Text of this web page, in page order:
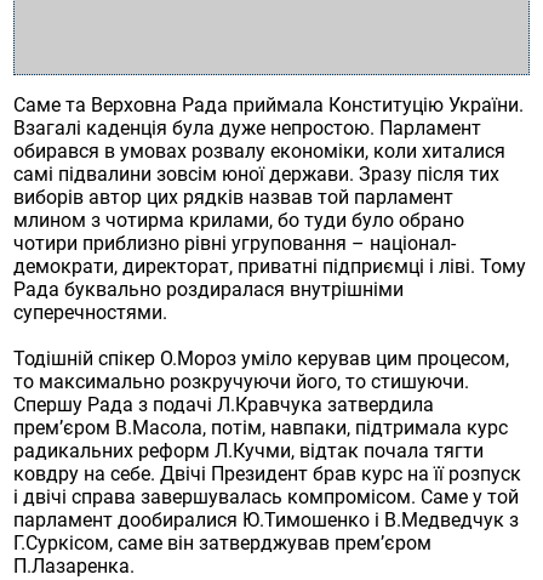
Саме та Верховна Рада приймала Конституцію України.
Взагалі каденція була дуже непростою. Парламент
обирався в умовах розвалу економіки, коли хиталися
самі підвалини зовсім юної держави. Зразу після тих
виборів автор цих рядків назвав той парламент
млином з чотирма крилами, бо туди було обрано
чотири приблизно рівні угруповання – націонал-
демократи, директорат, приватні підприємці і ліві. Тому
Рада буквально роздиралася внутрішніми
суперечностями.
Тодішній спікер О.Мороз уміло керував цим процесом,
то максимально розкручуючи його, то стишуючи.
Спершу Рада з подачі Л.Кравчука затвердила
прем’єром В.Масола, потім, навпаки, підтримала курс
радикальних реформ Л.Кучми, відтак почала тягти
ковдру на себе. Двічі Президент брав курс на її розпуск
і двічі справа завершувалась компромісом. Саме у той
парламент дообиралися Ю.Тимошенко і В.Медведчук з
Г.Суркісом, саме він затверджував прем’єром
П.Лазаренка.